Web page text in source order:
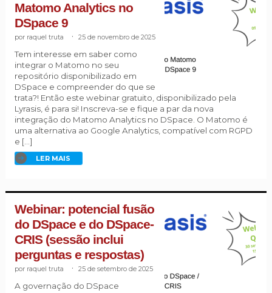
Matomo Analytics no
DSpace 9
raquel truta 25 de novembro de 2025
Tem interesse em saber como
integrar o Matomo no seu
repositório disponibilizado em
DSpace e compreender do que se
trata?! Então este webinar gratuito, disponibilizado pela
Lyrasis, é para si! Inscreva-se e fique a par da nova
integração do Matomo Analytics no DSpace. O Matomo é
uma alternativa ao Google Analytics, compatível com RGPD
e […]
LER MAIS
Webinar: potencial fusão
do DSpace e do DSpace-
CRIS (sessão inclui
perguntas e respostas)
raquel truta 25 de setembro de 2025
A governação do DSpace